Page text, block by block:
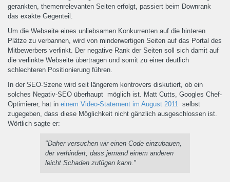
gerankten, themenrelevanten Seiten erfolgt, passiert beim Downrank
das exakte Gegenteil.
Um die Webseite eines unliebsamen Konkurrenten auf die hinteren
Plätze zu verbannen, wird von minderwertigen Seiten auf das Portal des
Mitbewerbers verlinkt. Der negative Rank der Seiten soll sich damit auf
die verlinkte Webseite übertragen und somit zu einer deutlich
schlechteren Positionierung führen.
In der SEO-Szene wird seit längerem kontrovers diskutiert, ob ein
solches Negativ-SEO überhaupt möglich ist. Matt Cutts, Googles Chef-
Optimierer, hat in einem Video-Statement im August 2011 selbst
zugegeben, dass diese Möglichkeit nicht gänzlich ausgeschlossen ist.
Wörtlich sagte er:
"Daher versuchen wir einen Code einzubauen,
der verhindert, dass jemand einem anderen
leicht Schaden zufügen kann."